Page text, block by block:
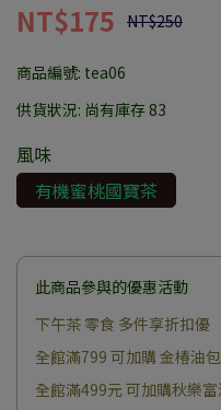
NT$175 NT$250
商品編號: tea06
供貨狀況: 尚有庫存 83
風味
有機蜜桃國寶茶
此商品參與的優惠活動
下午茶 零食 多件享折扣優
全館滿799 可加購 金椿油
全館滿499元 可加購秋樂